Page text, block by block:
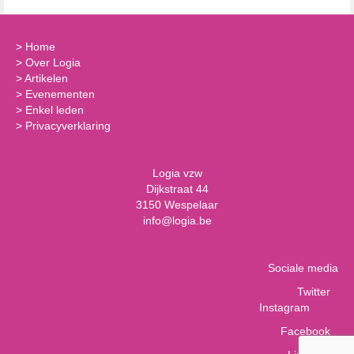
> Home
> Over Logia
>Artikelen
> Evenementen
> Enkel leden
> Privacyverklaring
Logia vzw
Dijkstraat 44
3150 Wespelaar
info@logia.be
Sociale media
Twitter
Instagram
Facebook